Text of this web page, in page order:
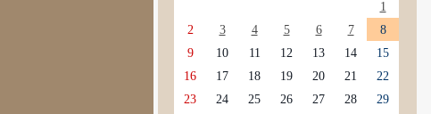
1
2
3 4 5 6 7
8
9
10 11 12 13 14
15
16
17 18 19 20 21
22
23
24 25 26 27 28
29